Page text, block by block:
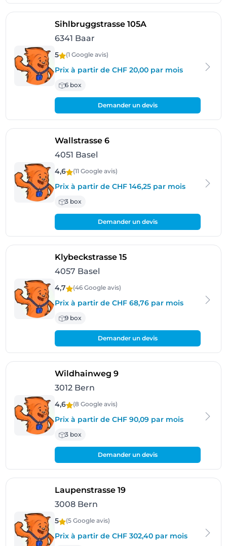
Sihlbruggstrasse 105A- Baar
6341 Baar
5 (1 Googleavis)
Prix à partir de CHF 20,00 par mois
6 box
Demander un devis
Wallstrasse 6- Basel
4051 Basel
4,6 (11 Googleavis)
Prix à partir de CHF 146,25 par mois
3 box
Demander un devis
Klybeckstrasse 15- Basel
4057 Basel
4,7 (46 Googleavis)
Prix à partir de CHF 68,76 par mois
9 box
Demander un devis
Wildhainweg 9- Bern
3012 Bern
4,6 (8 Googleavis)
Prix à partir de CHF 90,09 par mois
3 box
Demander un devis
Laupenstrasse 19- Bern
3008 Bern
5 (5 Googleavis)
Prix à partir de CHF 302,40 par mois